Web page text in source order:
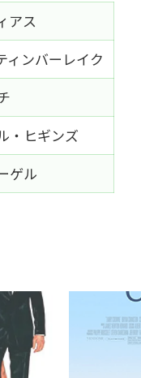
アス
ィンバーレイク
・ヒギンズ
ゲル